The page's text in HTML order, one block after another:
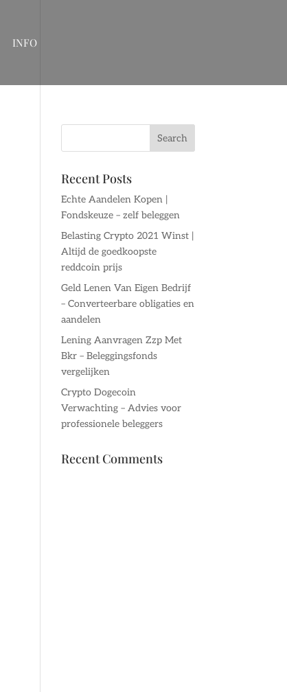
INFO
Recent Posts
Echte Aandelen Kopen |
Fondskeuze – zelf beleggen
Belasting Crypto 2021 Winst |
Altijd de goedkoopste
reddcoin prijs
Geld Lenen Van Eigen Bedrijf
– Converteerbare obligaties en
aandelen
Lening Aanvragen Zzp Met
Bkr – Beleggingsfonds
vergelijken
Crypto Dogecoin
Verwachting – Advies voor
professionele beleggers
Recent Comments